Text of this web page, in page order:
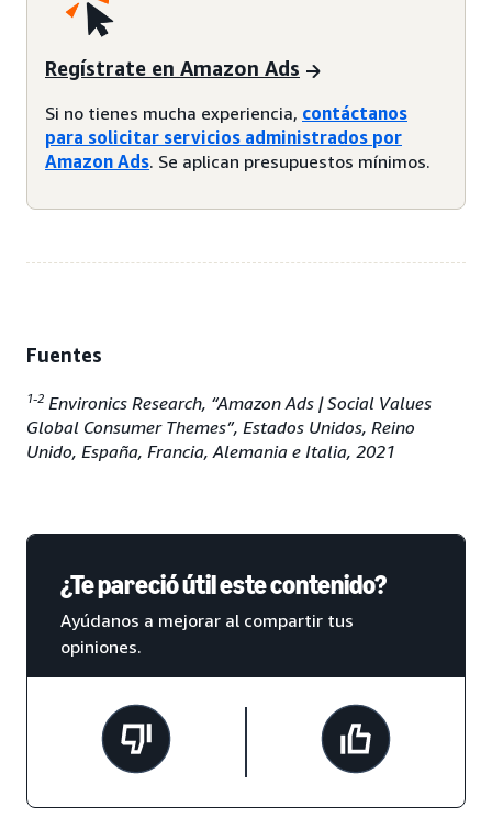
Regístrate en Amazon Ads
Si no tienes mucha experiencia, contáctanos
para solicitar servicios administrados por
Amazon Ads. Se aplican presupuestos mínimos.
Fuentes
1-2 Environics Research, “Amazon Ads | Social Values
Global Consumer Themes”, Estados Unidos, Reino
Unido, España, Francia, Alemania e Italia, 2021
¿Te pareció útil este contenido?
Ayúdanos a mejorar al compartir tus
opiniones.